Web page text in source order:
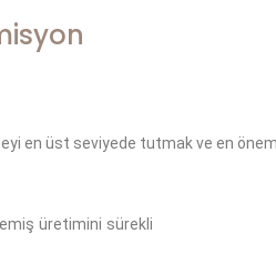
en üst seviyede tutmak ve en
üretimini sürekli